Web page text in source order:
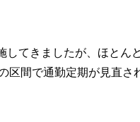
してきましたが、ほと
区間で通勤定期が見直